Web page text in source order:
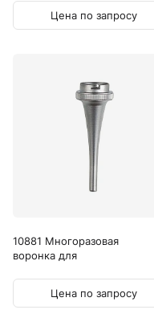
Цена по запросу
10881 Многоразовая
воронка для
Цена по запросу